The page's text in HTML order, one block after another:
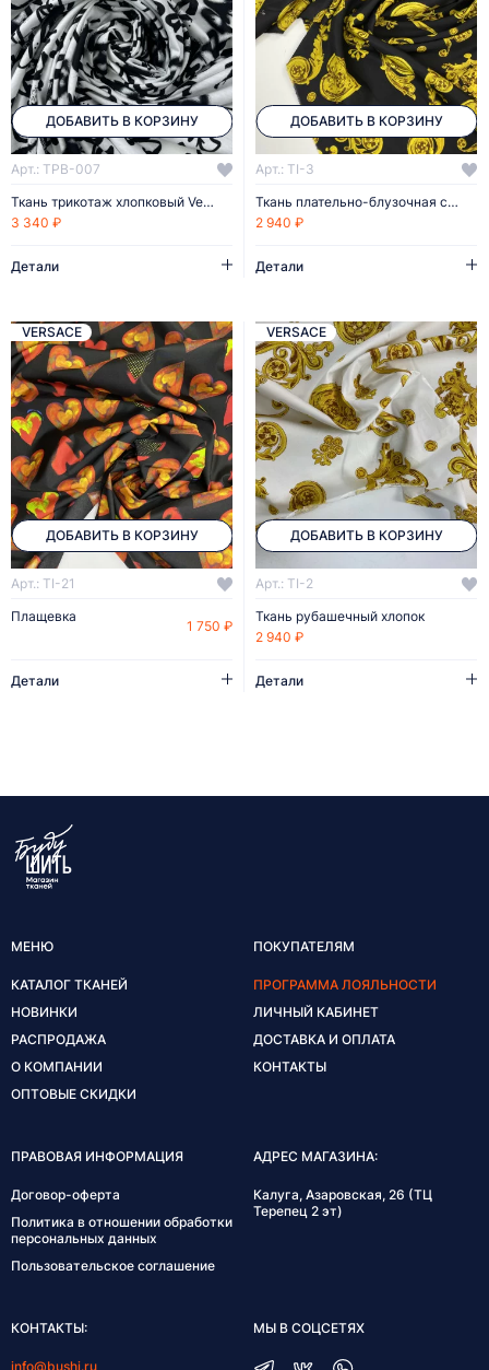
ДОБАВИТЬ В КОРЗИНУ
Арт.: TPB-007
Ткань трикотаж хлопковый Versace
3 340 ₽
Детали
ДОБАВИТЬ В КОРЗИНУ
Арт.: TI-3
Ткань плательно-блузочная с принтом
2 940 ₽
Детали
ДОБАВИТЬ В КОРЗИНУ
VERSACE
Арт.: TI-21
Плащевка
1 750 ₽
Детали
ДОБАВИТЬ В КОРЗИНУ
VERSACE
Арт.: TI-2
Ткань рубашечный хлопок
2 940 ₽
Детали
МЕНЮ
КАТАЛОГ ТКАНЕЙ
НОВИНКИ
РАСПРОДАЖА
О КОМПАНИИ
ОПТОВЫЕ СКИДКИ
ПОКУПАТЕЛЯМ
ПРОГРАММА ЛОЯЛЬНОСТИ
ЛИЧНЫЙ КАБИНЕТ
ДОСТАВКА И ОПЛАТА
КОНТАКТЫ
ПРАВОВАЯ ИНФОРМАЦИЯ
Договор-оферта
Политика в отношении обработки
персональных данных
Пользовательское соглашение
АДРЕС МАГАЗИНА:
Калуга, Азаровская, 26 (ТЦ
Терепец 2 эт)
КОНТАКТЫ:
info@bushi.ru
МЫ В СОЦСЕТЯХ